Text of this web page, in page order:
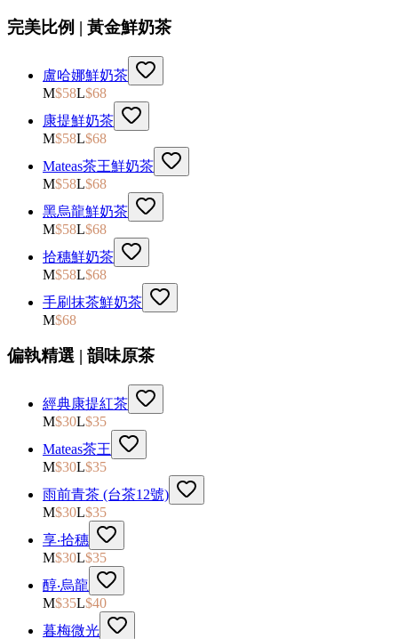
完美比例 | 黃金鮮奶茶
盧哈娜鮮奶茶
M$58L$68
康提鮮奶茶
M$58L$68
Mateas茶王鮮奶茶
M$58L$68
黑烏龍鮮奶茶
M$58L$68
拾穗鮮奶茶
M$58L$68
手刷抹茶鮮奶茶
M$68
偏執精選 | 韻味原茶
經典康提紅茶
M$30L$35
Mateas茶王
M$30L$35
雨前青茶 (台茶12號)
M$30L$35
享‧拾穗
M$30L$35
醇‧烏龍
M$35L$40
暮梅微光